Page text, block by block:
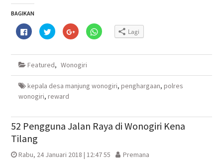
BAGIKAN
Klik
untuk
membagikan
Facebook(Membuka
jendela
baru)
Klik
untuk
berbagi
Twitter(Membuka
jendela
baru)
Klik
untuk
berbagi
Google+
di
jendela
yang
baru)
Klik
untuk
WhatsApp(Membuka
baru)
Lagi
Featured, Wonogiri
kepala desa manjung wonogiri, penghargaan, polres
wonogiri, reward
52 Pengguna Jalan Raya di Wonogiri Kena
Tilang
Rabu, 24 Januari 2018 | 12:47 55 Premana